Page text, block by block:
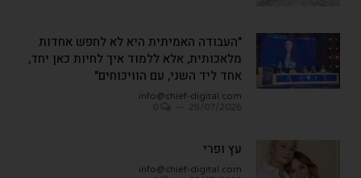
"העבודה האמיתית היא לא לחפש אחדות
מלאכותית, אלא ללמוד איך לחיות כאן יחד,
אחד ליד השני, עם הוויכוחים"
info@chief-digital.com
עץ ופרי
info@chief-digital.com